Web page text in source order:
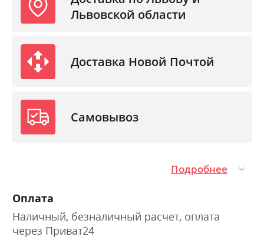
латексированный кокос 1000 гр/м.кв.6)
защитное полотно SpanShutz7) Aero fiber
150гр / м.кв.8) чехол-износостойкая
микрофибра SOFT TOUCHЖесткость - выше
средней/жесткий. Высота - 7 см. Нагрузка - до
150 кг.
Фабрика:
Ultima Sleep
Материал чехла мікрофібра SOFT TOUCH
Львовской области
Доставка Новой Почтой
Самовывоз
Подробнее
Оплата
Наличный, безналичный расчет, оплата
через Приват24